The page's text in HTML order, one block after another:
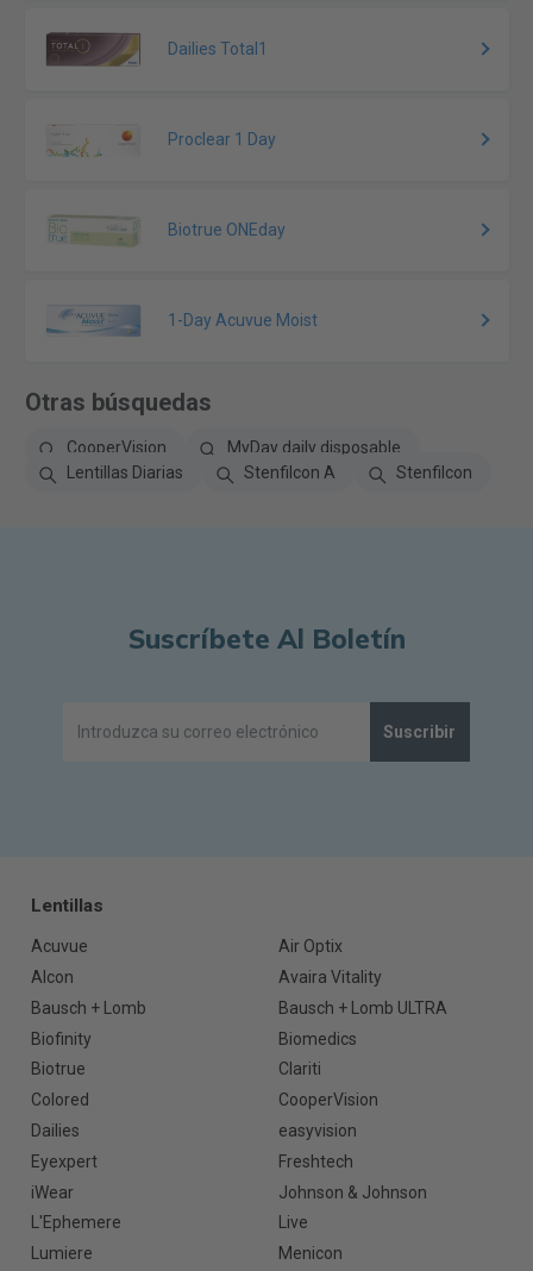
Dailies Total1
Proclear 1 Day
Biotrue ONEday
1-Day Acuvue Moist
Otras búsquedas
CooperVision
MyDay daily disposable
Lentillas Diarias
Stenfilcon A Stenfilcon
Suscríbete Al Boletín
Suscribir
Lentillas
Acuvue
Air Optix
Alcon
Avaira Vitality
Bausch + Lomb
Bausch + Lomb ULTRA
Biofinity
Biomedics
Biotrue
Clariti
Colored
CooperVision
Dailies
easyvision
Eyexpert
Freshtech
iWear
Johnson & Johnson
L'Ephemere
Live
Lumiere
Menicon